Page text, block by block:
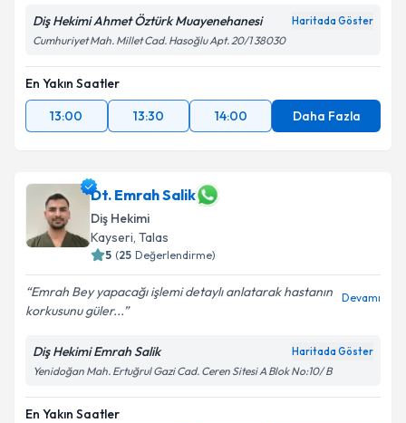
Diş Hekimi Ahmet Öztürk Muayenehanesi Haritada Göster
Cumhuriyet Mah. Millet Cad. Hasoğlu Apt. 20/1 38030
En Yakın Saatler
13:00
13:30 14:00 Daha Fazla
Dt. Emrah Salik
Diş Hekimi
Kayseri, Talas
5 (25 Değerlendirme)
Emrah Bey yapacağı işlemi detaylı anlatarak hastanın
korkusunu güler...
Devamı
Diş Hekimi Emrah Salik Haritada Göster
Yenidoğan Mah. Ertuğrul Gazi Cad. Ceren Sitesi A Blok No:10/ B
En Yakın Saatler